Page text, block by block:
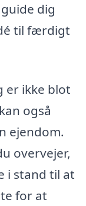
dig
til færdigt
er ikke blot
også
ejendom.
overvejer,
i stand til at
for at